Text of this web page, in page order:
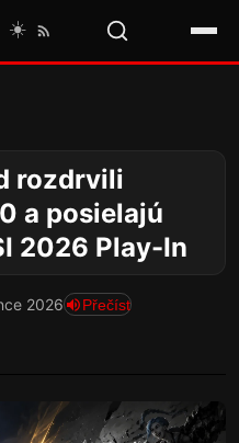
☀️
rozdrvili
a posielajú
2026 Play-In
2026 Přečíst